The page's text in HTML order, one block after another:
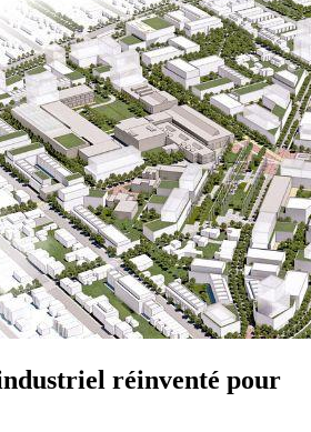
réinventé pour